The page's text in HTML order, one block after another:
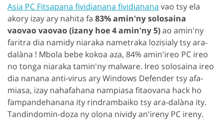
Asia PC Fitsapana fividianana fividianana vao tsy ela
akory izay ary nahita fa 83% amin'ny solosaina
vaovao vaovao (izany hoe 4 amin'ny 5)ao amin'ny
faritra dia namidy niaraka nametraka lozisialy tsy ara-
dalàna ! Mbola bebe kokoa aza, 84% amin'ireo PC ireo
no tonga niaraka tamin'ny malware. Ireo solosaina ireo
dia nanana anti-virus ary Windows Defender tsy afa-
miasa, izay nahafahana nampiasa fitaovana hack ho
fampandehanana ity rindrambaiko tsy ara-dalàna ity.
Tandindomin-doza ny olona nividy an'ireny PC ireny.